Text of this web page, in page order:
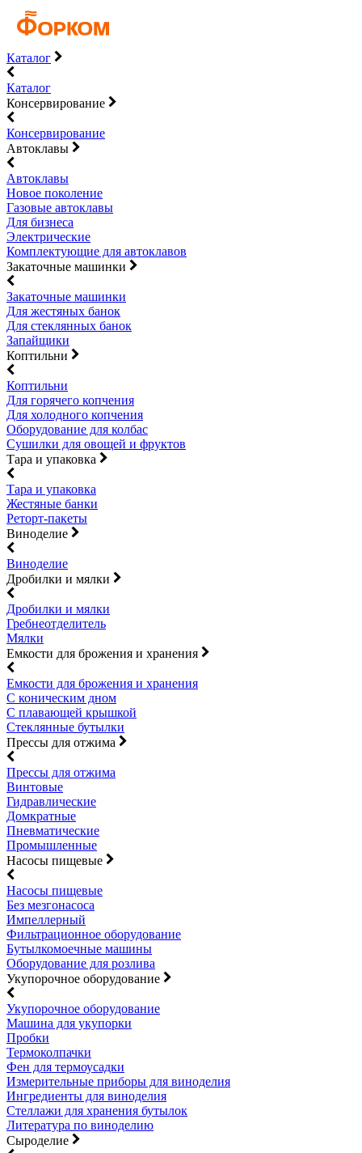
Каталог
Каталог
Консервирование
Консервирование
Автоклавы
Автоклавы
Новое поколение
Газовые автоклавы
Для бизнеса
Электрические
Комплектующие для автоклавов
Закаточные машинки
Закаточные машинки
Для жестяных банок
Для стеклянных банок
Запайщики
Коптильни
Коптильни
Для горячего копчения
Для холодного копчения
Оборудование для колбас
Сушилки для овощей и фруктов
Тара и упаковка
Тара и упаковка
Жестяные банки
Реторт-пакеты
Виноделие
Виноделие
Дробилки и мялки
Дробилки и мялки
Гребнеотделитель
Мялки
Емкости для брожения и хранения
Емкости для брожения и хранения
С коническим дном
С плавающей крышкой
Стеклянные бутылки
Прессы для отжима
Прессы для отжима
Винтовые
Гидравлические
Домкратные
Пневматические
Промышленные
Насосы пищевые
Насосы пищевые
Без мезгонасоса
Импеллерный
Фильтрационное оборудование
Бутылкомоечные машины
Оборудование для розлива
Укупорочное оборудование
Укупорочное оборудование
Машина для укупорки
Пробки
Термоколпачки
Фен для термоусадки
Измерительные приборы для виноделия
Ингредиенты для виноделия
Стеллажи для хранения бутылок
Литература по виноделию
Сыроделие